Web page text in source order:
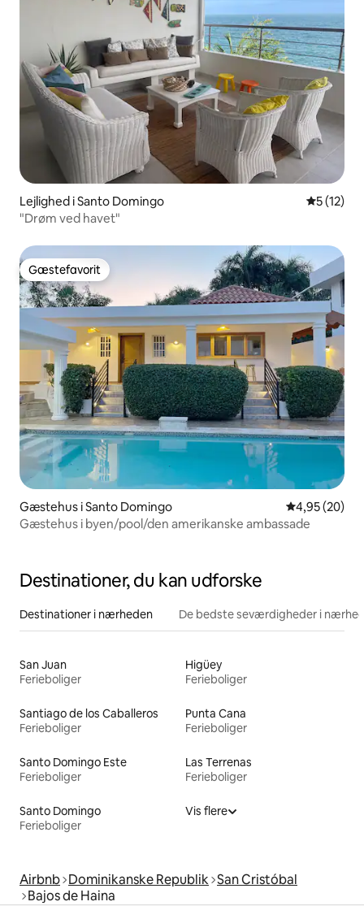
Lejlighed i Santo Domingo 5 ud af 5
5 (12)
"Drøm ved havet"
Gæstefavorit
Gæstefavorit
Gæstehus i Santo Domingo 4,95 ud af 5 i
4,95 (20)
Gæstehus i byen/pool/den amerikanske ambassade
Destinationer, du kan udforske
Destinationer i nærheden De bedste seværdigheder i
San Juan
Ferieboliger
Higüey
Ferieboliger
Santiago de los Caballeros
Ferieboliger
Punta Cana
Ferieboliger
Santo Domingo Este
Ferieboliger
Las Terrenas
Ferieboliger
Santo Domingo
Ferieboliger
Vis flere
Airbnb Dominikanske Republik San Cristóbal
Bajos de Haina